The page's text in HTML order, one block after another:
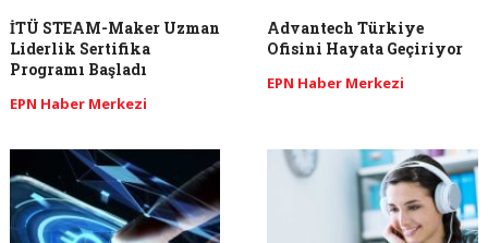
İTÜ STEAM-Maker Uzman
Liderlik Sertifika
Programı Başladı
EPN Haber Merkezi
Advantech Türkiye
Ofisini Hayata Geçiriyor
EPN Haber Merkezi